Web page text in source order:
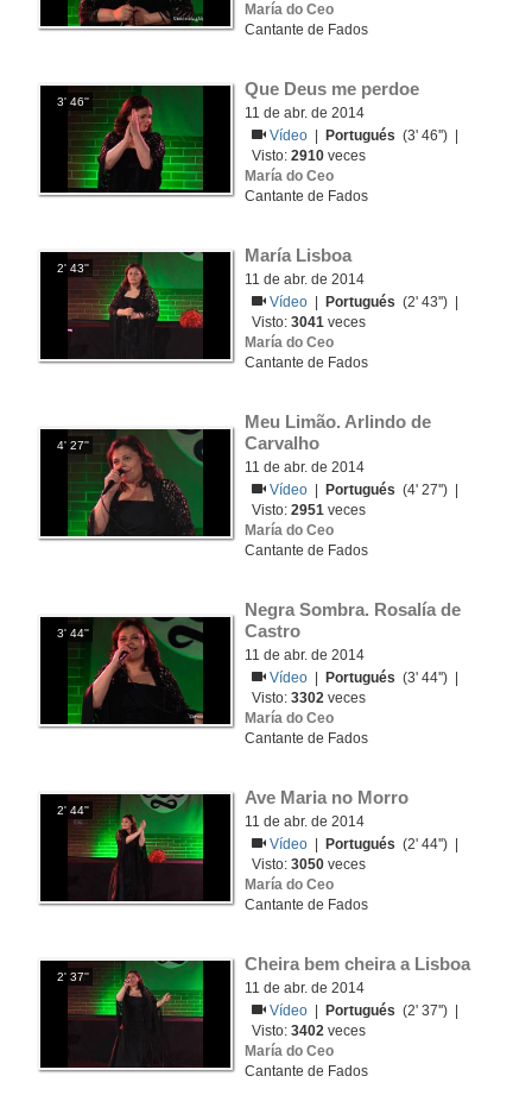
María do Ceo
Cantante de Fados
3' 46''
Que Deus me perdoe
11 de abr. de 2014
Vídeo
Portugués (3' 46'') |
Visto:2910 veces
María do Ceo
Cantante de Fados
2' 43''
María Lisboa
11 de abr. de 2014
Vídeo
Portugués (2' 43'') |
Visto:3041 veces
María do Ceo
Cantante de Fados
4' 27''
Meu Limão. Arlindo de
Carvalho
11 de abr. de 2014
Vídeo
Portugués (4' 27'') |
Visto:2951 veces
María do Ceo
Cantante de Fados
3' 44''
Negra Sombra. Rosalía de
Castro
11 de abr. de 2014
Vídeo
Portugués (3' 44'') |
Visto:3302 veces
María do Ceo
Cantante de Fados
2' 44''
Ave Maria no Morro
11 de abr. de 2014
Vídeo
Portugués (2' 44'') |
Visto:3050 veces
María do Ceo
Cantante de Fados
2' 37''
Cheira bem cheira a Lisboa
11 de abr. de 2014
Vídeo
Portugués (2' 37'') |
Visto:3402 veces
María do Ceo
Cantante de Fados